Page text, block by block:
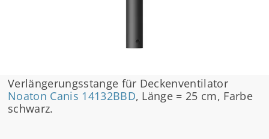
Verlängerungsstange für Deckenventilator
Noaton Canis 14132BBD, Länge = 25 cm, Farbe
schwarz.